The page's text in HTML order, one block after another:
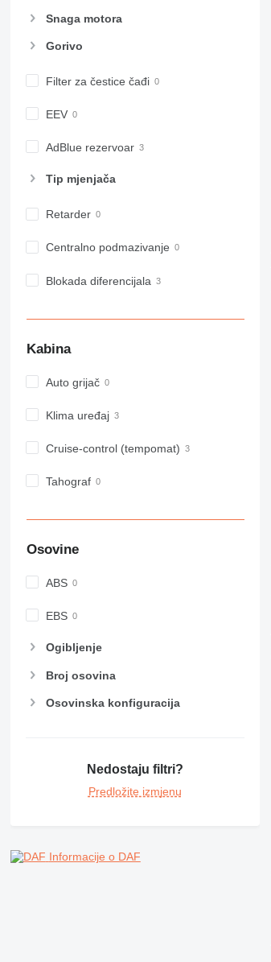
Snaga motora
Gorivo
Filter za čestice čađi
EEV
AdBlue rezervoar
Tip mјenjača
Retarder
Centralno podmazivanje
Blokada diferencijala
Kabina
Auto grijač
Klima uređaj
Cruise-control (tempomat)
Tahograf
Osovine
ABS
EBS
Ogibljenje
Broj osovina
Osovinska konfiguracija
Nedostaju filtri?
Predložite izmjenu
Informacije o DAF